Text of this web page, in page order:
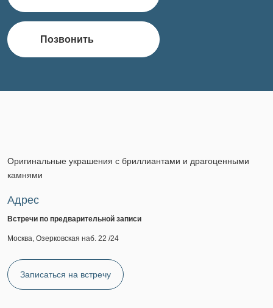
Позвонить
Оригинальные украшения с бриллиантами и драгоценными
камнями
Адрес
Встречи по предварительной записи
Москва, Озерковская наб. 22 /24
Записаться на встречу